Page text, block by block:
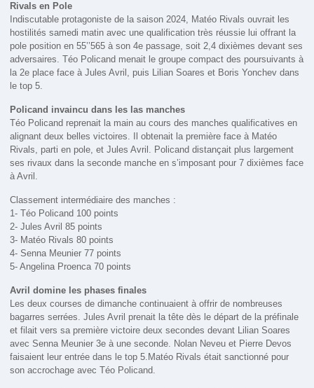
Rivals en Pole
Indiscutable protagoniste de la saison 2024, Matéo Rivals ouvrait les
hostilités samedi matin avec une qualification très réussie lui offrant la
pole position en 55’’565 à son 4e passage, soit 2,4 dixièmes devant ses
adversaires. Téo Policand menait le groupe compact des poursuivants à
la 2e place face à Jules Avril, puis Lilian Soares et Boris Yonchev dans
le top 5.
Policand invaincu dans les las manches
Téo Policand reprenait la main au cours des manches qualificatives en
alignant deux belles victoires. Il obtenait la première face à Matéo
Rivals, parti en pole, et Jules Avril. Policand distançait plus largement
ses rivaux dans la seconde manche en s’imposant pour 7 dixièmes face
à Avril.
Classement intermédiaire des manches :
1- Téo Policand 100 points
2- Jules Avril 85 points
3- Matéo Rivals 80 points
4- Senna Meunier 77 points
5- Angelina Proenca 70 points
Avril domine les phases finales
Les deux courses de dimanche continuaient à offrir de nombreuses
bagarres serrées. Jules Avril prenait la tête dès le départ de la préfinale
et filait vers sa première victoire deux secondes devant Lilian Soares
avec Senna Meunier 3e à une seconde. Nolan Neveu et Pierre Devos
faisaient leur entrée dans le top 5.Matéo Rivals était sanctionné pour
son accrochage avec Téo Policand.